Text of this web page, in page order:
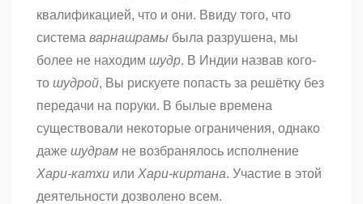
квалификацией, что и они. Ввиду того, что
система варнашрамы была разрушена, мы
более не находим шудр. В Индии назвав кого-
то шудрой, Вы рискуете попасть за решётку без
передачи на поруки. В былые времена
существовали некоторые ограничения, однако
даже шудрам не возбранялось исполнение
Хари-катхи или Хари-киртана. Участие в этой
деятельности дозволено всем.